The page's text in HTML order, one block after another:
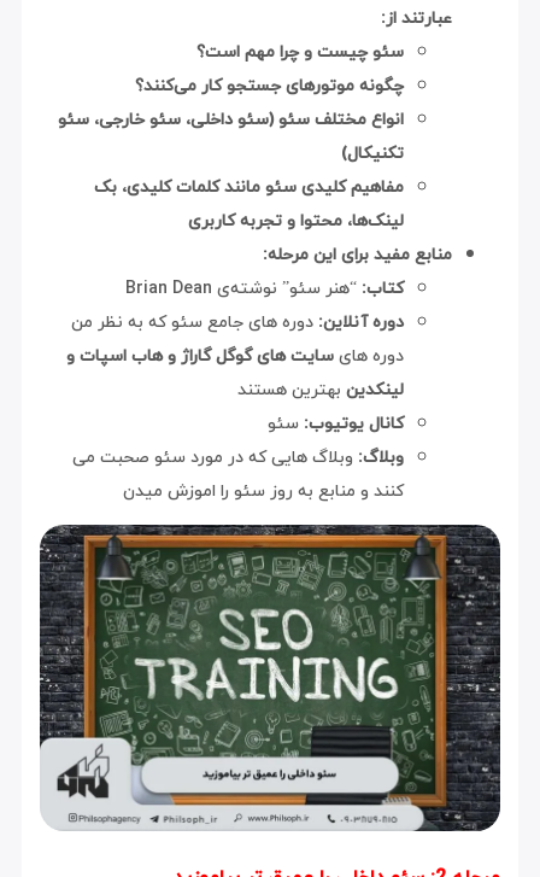
سئو چیست و چرا مهم است؟
چگونه موتورهای جستجو کار می‌کنند؟
انواع مختلف سئو (سئو داخلی، سئو خارجی، سئو
مفاهیم کلیدی سئو مانند کلمات کلیدی، بک
لینک‌ها، محتوا و تجربه کاربری
منابع مفید برای این مرحله:
“هنر سئو” نوشته‌ی Brian Dean
دوره آنلاین:دوره های جامع سئو که به نظر من
سایت های گوگل گاراژ و هاب اسپات و
بهترین هستند
کانال یوتیوب:سئو
وبلاگ هایی که در مورد سئو صحبت می
کنند و منابع به روز سئو را اموزش میدن